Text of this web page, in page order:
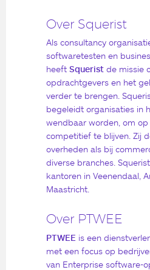
Over Squerist
Als consultancy
softwaretesten en
heeftSquerist de missie
opdrachtgevers en het
verder te brengen.
begeleidt organisaties in
wendbaar worden, om
competitief te blijven. Zij
overheden als bij
diverse branches.
kantoren in Veenendaal,
Maastricht.
Over PTWEE
PTWEE is een
met een focus op
van Enterprise software-